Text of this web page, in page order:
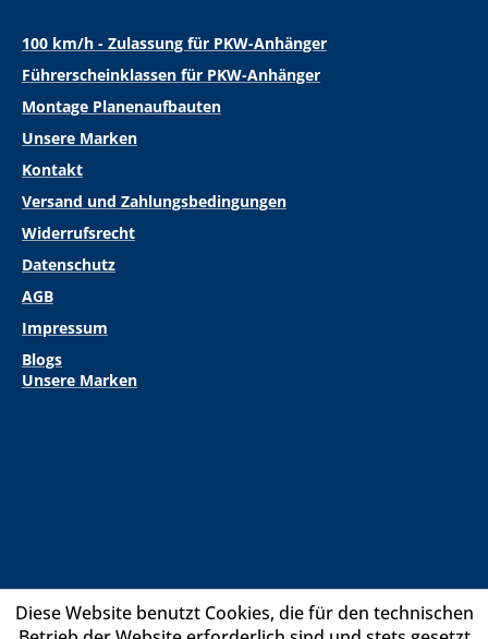
100 km/h - Zulassung für PKW-Anhänger
Führerscheinklassen für PKW-Anhänger
Montage Planenaufbauten
Unsere Marken
Kontakt
Versand und Zahlungsbedingungen
Widerrufsrecht
Datenschutz
AGB
Impressum
Blogs
Unsere Marken
Diese Website benutzt Cookies, die für den technischen